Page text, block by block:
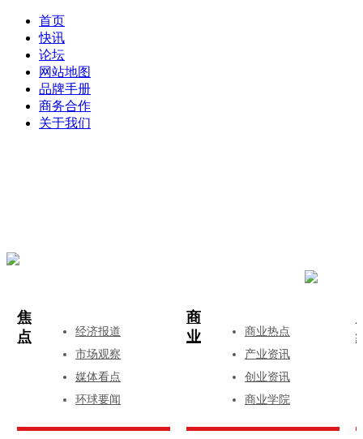
首页
快讯
论坛
网站地图
品牌手册
商务合作
关于我们
焦
点
经济报道
市场观察
媒体看点
环球要闻
商
业
商业热点
产业资讯
创业资讯
商业学院